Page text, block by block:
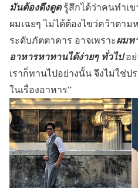
มันต้องดึงดูดรู้สึกได้ว่าคนทำเ
ผมเฉยๆ ไม่ได้ต้องไขว่คว้าตา
ระดับภัตตาคาร อาจเพราะผมท
อาหารหาทานได้ง่ายๆ ทั่วไปอย่
เราก็ทานไปอย่างนั้น จึงไม่ใช่
ในเรื่องอาหาร”